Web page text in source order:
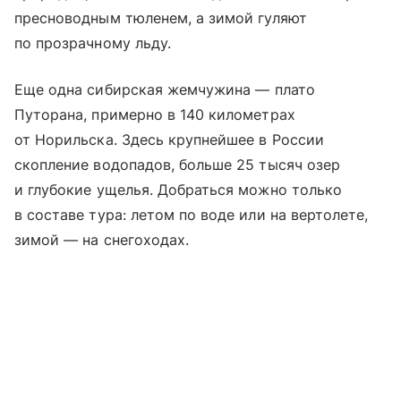
пресноводным тюленем, а зимой гуляют
по прозрачному льду.
Еще одна сибирская жемчужина — плато
Путорана, примерно в 140 километрах
от Норильска. Здесь крупнейшее в России
скопление водопадов, больше 25 тысяч озер
и глубокие ущелья. Добраться можно только
в составе тура: летом по воде или на вертолете,
зимой — на снегоходах.